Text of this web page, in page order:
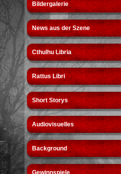
Bildergalerie
News aus der Szene
Cthulhu Libria
Rattus Libri
Short Storys
Audiovisuelles
Background
Gewinnspiele